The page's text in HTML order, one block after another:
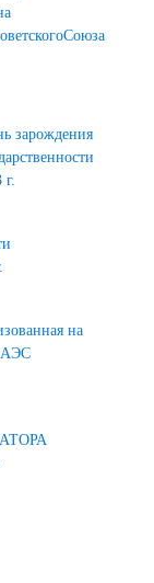
зарождения
г.
на
АЭС